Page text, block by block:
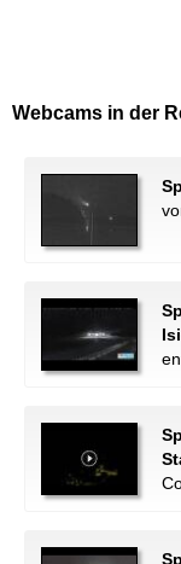
Webcams in der